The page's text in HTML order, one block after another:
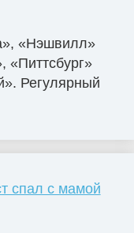
«Нэшвилл»
«Питтсбург»
Регулярный
спал с мамой